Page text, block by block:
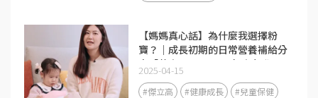
【媽媽真心話】為什麼我選擇粉
寶？｜成長初期的日常營養補給分
享「黃金1000天」是免疫力發展
的關鍵期❤️
2025-04-15
#傑立高 #健康成長
#兒童保健